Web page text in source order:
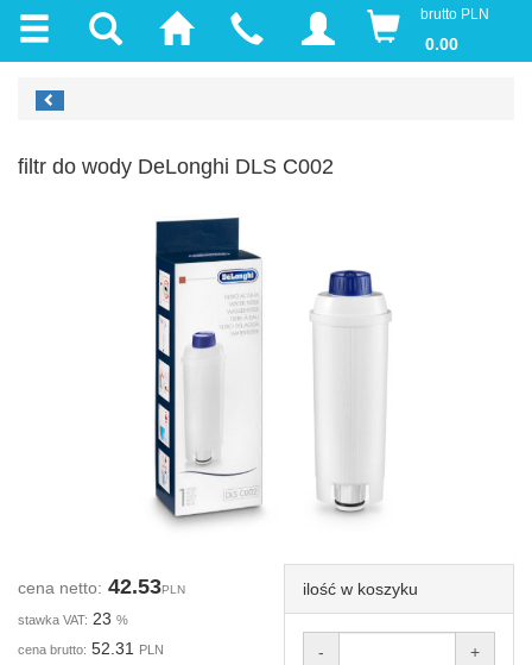
brutto PLN
0.00
filtr do wody DeLonghi DLS C002
cena netto: 42.53PLN
stawka VAT: 23 %
cena brutto: 52.31 PLN
ilość w koszyku
- +